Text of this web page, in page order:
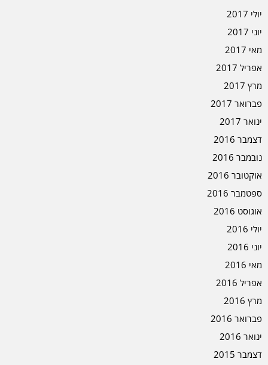
יולי 2017
יוני 2017
מאי 2017
אפריל 2017
מרץ 2017
פברואר 2017
ינואר 2017
דצמבר 2016
נובמבר 2016
אוקטובר 2016
ספטמבר 2016
אוגוסט 2016
יולי 2016
יוני 2016
מאי 2016
אפריל 2016
מרץ 2016
פברואר 2016
ינואר 2016
דצמבר 2015